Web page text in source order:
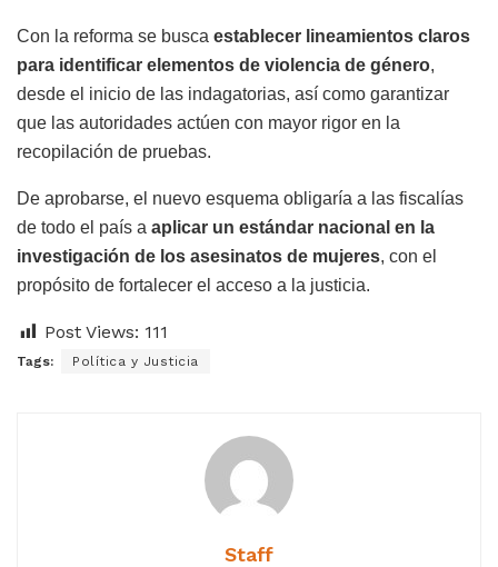
Con la reforma se busca establecer lineamientos claros
para identificar elementos de violencia de género,
desde el inicio de las indagatorias, así como garantizar
que las autoridades actúen con mayor rigor en la
recopilación de pruebas.
De aprobarse, el nuevo esquema obligaría a las fiscalías
de todo el país a aplicar un estándar nacional en la
investigación de los asesinatos de mujeres, con el
propósito de fortalecer el acceso a la justicia.
Post Views: 111
Tags: Política y Justicia
Staff